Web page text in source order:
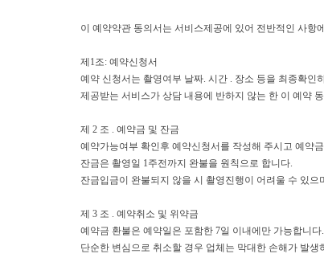
이 예약약관 동의서는 서비스제공에 있어 전반적인 사항
제1조: 예약신청서
예약 신청서는 촬영여부 날짜. 시간 . 장소 등을 최종확
제공받는 서비스가 상담 내용에 반하지 않는 한 이 예약
제 2 조 . 예약금 및 잔금
예약가능여부 확인후 예약신청서를 작성해 주시고 예약
잔금은 촬영일 1주전까지 완불을 원칙으로 합니다.
잔금입금이 완불되지 않을 시 촬영진행이 어려울 수 있
제 3 조 . 예약취소 및 위약금
예약금 환불은 예약일은 포함한 7일 이내에만 가능합니다.
단순한 변심으로 취소할 경우 업체는 막대한 손해가 발생